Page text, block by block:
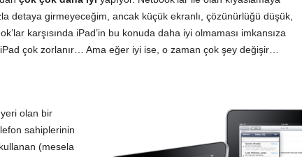
detaya girmeyeceğim, ancak küçük ekranlı, çözünürlüğü düşük,
karşısında iPad’in bu konuda daha iyi olmaması imkansıza
çok zorlanır… Ama eğer iyi ise, o zaman çok şey değişir…
olan bir
sahiplerinin
(mesela